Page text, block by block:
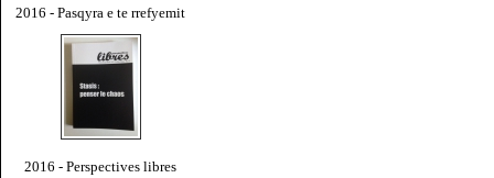
2016 - Pasqyra e te rrefyemit
2016 - Perspectives libres